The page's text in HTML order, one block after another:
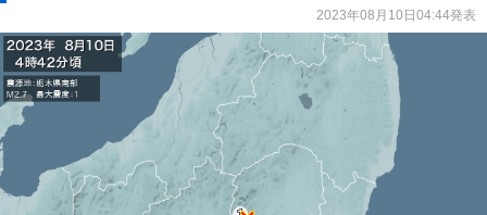
2023年08月10日04:44発表